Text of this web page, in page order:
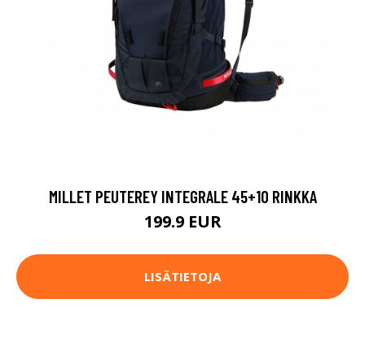
MILLET PEUTEREY INTEGRALE 45+10 RINKKA
199.9 EUR
LISÄTIETOJA